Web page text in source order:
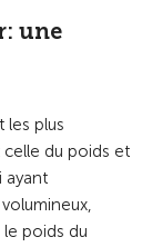
une
les plus
du poids et
ayant
poids du